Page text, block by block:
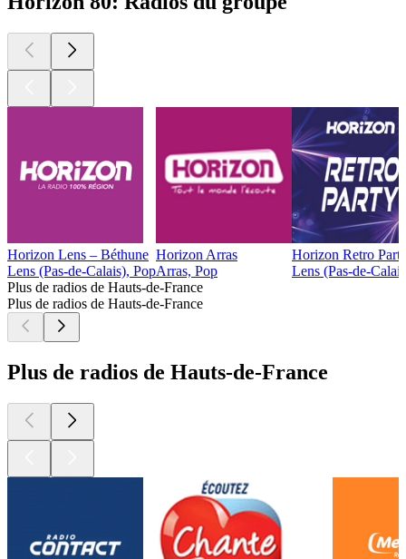
Horizon Lens – Béthune
Lens (Pas-de-Calais), Pop
Horizon Arras
Arras, Pop
Horizon Retro
Lens (Pas-de-
Plus de radios de Hauts-de-France
Plus de radios de Hauts-de-France
Plus de radios de Hauts-de-France